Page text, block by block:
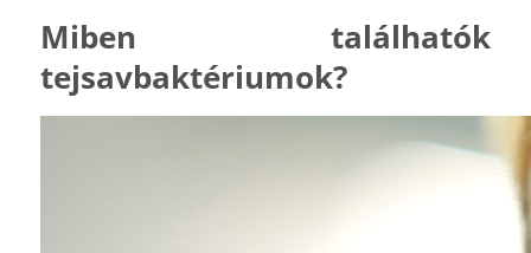
Miben találhatók
tejsavbaktériumok?